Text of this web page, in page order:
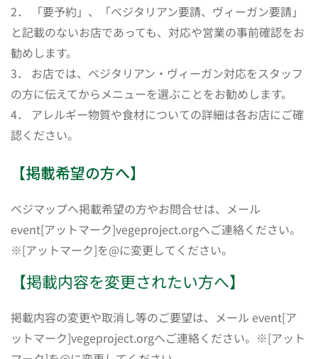
2． 「要予約」、「ベジタリアン要請、ヴィーガン要請」
と記載のないお店であっても、対応や営業の事前確認をお
勧めします。
3． お店では、ベジタリアン・ヴィーガン対応をスタッフ
の方に伝えてからメニューを選ぶことをお勧めします。
4． アレルギー物質や食材についての詳細は各お店にご確
認ください。
【掲載希望の方へ】
ベジマップへ掲載希望の方やお問合せは、メール
event[アットマーク]vegeproject.orgへご連絡ください。
※[アットマーク]を@に変更してください。
【掲載内容を変更されたい方へ】
掲載内容の変更や取消し等のご要望は、メール event[ア
ットマーク]vegeproject.orgへご連絡ください。※[アット